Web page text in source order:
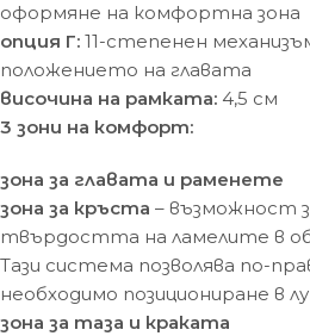
оформяне на комфортна зона
опция Г: 11-степенен
положението на главата
височина на рамката: 4,5 см
3 зони на комфорт:
зона за главата и раменете
зона за кръста – възможност
твърдостта на ламелите в
Тази система позволява по-
необходимо позициониране в
зона за таза и краката